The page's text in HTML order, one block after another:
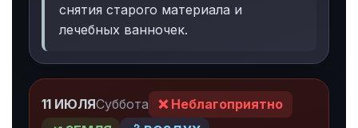
снятия старого материала и
лечебных ванночек.
11 ИЮЛЯСуббота
❌ Неблагоприятно